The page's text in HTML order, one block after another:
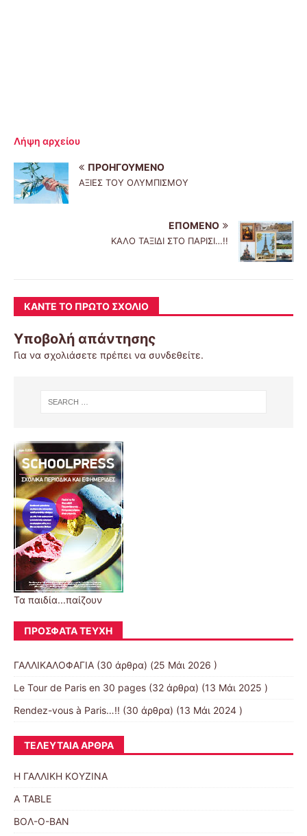
Λήψη αρχείου
ΠΡΟΗΓΟΎΜΕΝΟ
ΑΞΙΕΣ ΤΟΥ ΟΛΥΜΠΙΣΜΟΥ
ΕΠΌΜΕΝΟ
ΚΑΛΟ ΤΑΞΙΔΙ ΣΤΟ ΠΑΡΙΣΙ…!!
ΚΆΝΤΕ ΤΟ ΠΡΏΤΟ ΣΧΌΛΙΟ
Υποβολή απάντησης
Για να σχολιάσετε πρέπει να συνδεθείτε.
Τα παιδία...παίζουν
ΠΡΌΣΦΑΤΑ ΤΕΎΧΗ
ΓΑΛΛΙΚΑΛΟΦΑΓΙΑ (30 άρθρα) (25 Μάι 2026 )
Le Tour de Paris en 30 pages (32 άρθρα) (13 Μάι 2025 )
Rendez-vous à Paris…!! (30 άρθρα) (13 Μάι 2024 )
ΤΕΛΕΥΤΑΊΑ ΆΡΘΡΑ
Η ΓΑΛΛΙΚΗ ΚΟΥΖΙΝΑ
A TABLE
ΒΟΛ-Ο-ΒΑΝ